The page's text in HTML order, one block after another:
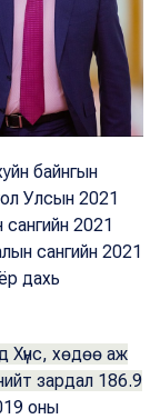
байнгын
Улсын 2021
2021
сангийн 2021
дахь
Хүнс, хөдөө аж
зардал 186.9
оны